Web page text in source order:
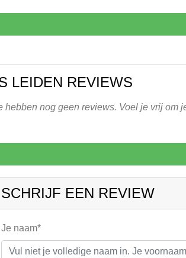
LEIDEN REVIEWS
hebben nog geen reviews. Voel je vrij om
SCHRIJF EEN REVIEW
Je naam*